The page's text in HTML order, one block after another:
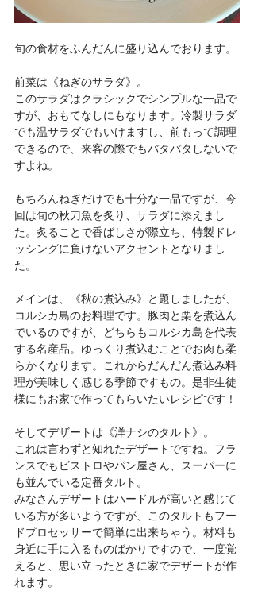
旬の食材をふんだんに盛り込んでおります。
前菜は《ねぎのサラダ》。
このサラダはクラシックでシンプルな一品で
すが、おもてなしにもなります。冷製サラダ
でも温サラダでもいけますし、前もって調理
できるので、来客の際でもバタバタしないで
すよね。
もちろんねぎだけでも十分な一品ですが、今
回は旬の秋刀魚を炙り、サラダに添えまし
た。炙ることで香ばしさが際立ち、特製ドレ
ッシングに負けないアクセントとなりまし
た。
メインは、《秋の煮込み》と題しましたが、
コルシカ島のお料理です。豚肉と栗を煮込ん
でいるのですが、どちらもコルシカ島を代表
する名産品。ゆっくり煮込むことでお肉も柔
らかくなります。これからだんだん煮込み料
理が美味しく感じる季節ですもの。是非生徒
様にもお家で作ってもらいたいレシピです！
そしてデザートは《洋ナシのタルト》。
これは言わずと知れたデザートですね。フラ
ンスでもビストロやパン屋さん、スーパーに
も並んでいる定番タルト。
みなさんデザートはハードルが高いと感じて
いる方が多いようですが、このタルトもフー
ドプロセッサーで簡単に出来ちゃう。材料も
身近に手に入るものばかりですので、一度覚
えると、思い立ったときに家でデザートが作
れます。